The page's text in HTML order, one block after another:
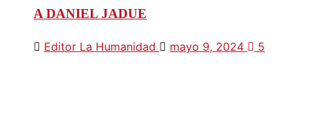
A DANIEL JADUE
Editor La Humanidad mayo 9, 2024 5